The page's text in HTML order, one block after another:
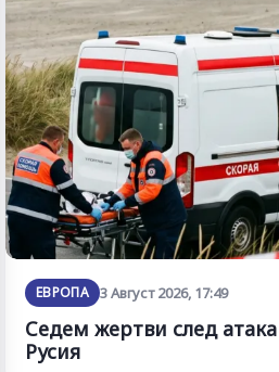
ЕВРОПА 3 Август 2026, 17:49
Седем жертви след
Русия